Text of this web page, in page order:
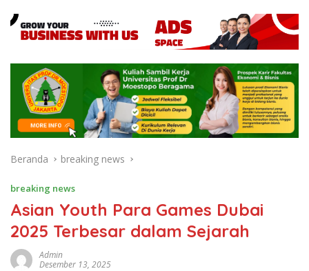
Beranda breaking news
breaking news
Asian Youth Para Games Dubai
2025 Terbesar dalam Sejarah
Admin
Desember 13, 2025